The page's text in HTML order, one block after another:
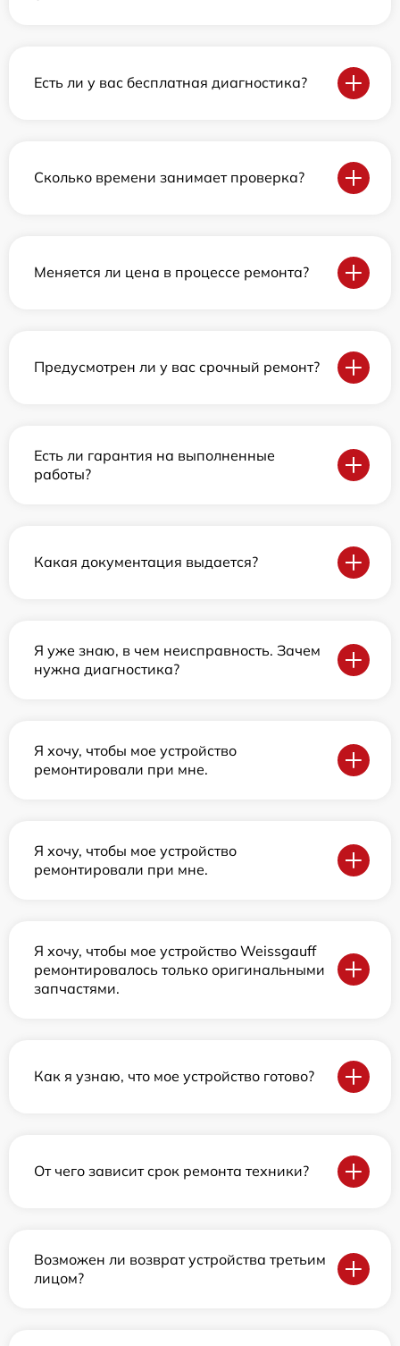
Есть ли у вас бесплатная диагностика?
Сколько времени занимает проверка?
Меняется ли цена в процессе ремонта?
Предусмотрен ли у вас срочный ремонт?
Есть ли гарантия на выполненные
работы?
Какая документация выдается?
Я уже знаю, в чем неисправность. Зачем
нужна диагностика?
Я хочу, чтобы мое устройство
ремонтировали при мне.
Я хочу, чтобы мое устройство
ремонтировали при мне.
Я хочу, чтобы мое устройство Weissgauff
ремонтировалось только оригинальными
запчастями.
Как я узнаю, что мое устройство готово?
От чего зависит срок ремонта техники?
Возможен ли возврат устройства третьим
лицом?